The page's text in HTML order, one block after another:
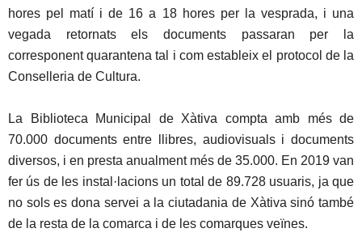
hores pel matí i de 16 a 18 hores per la vesprada, i una
vegada retornats els documents passaran per la
corresponent quarantena tal i com estableix el protocol de la
Conselleria de Cultura.
La Biblioteca Municipal de Xàtiva compta amb més de
70.000 documents entre llibres, audiovisuals i documents
diversos, i en presta anualment més de 35.000. En 2019 van
fer ús de les instal·lacions un total de 89.728 usuaris, ja que
no sols es dona servei a la ciutadania de Xàtiva sinó també
de la resta de la comarca i de les comarques veïnes.